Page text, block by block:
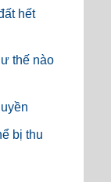
hết
thế nào
bị thu